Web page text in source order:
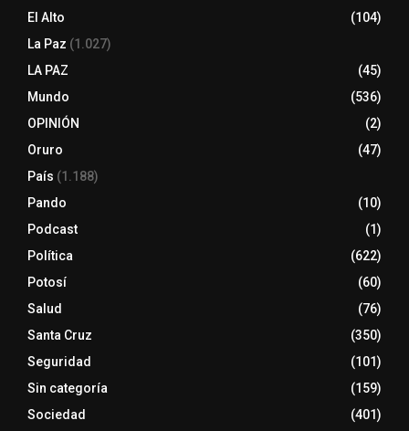
El Alto
(104)
La Paz (1.027)
LA PAZ
(45)
Mundo
(536)
OPINIÓN
(2)
Oruro
(47)
País (1.188)
Pando
(10)
Podcast
(1)
Política
(622)
Potosí
(60)
Salud
(76)
Santa Cruz
(350)
Seguridad
(101)
Sin categoría
(159)
Sociedad
(401)